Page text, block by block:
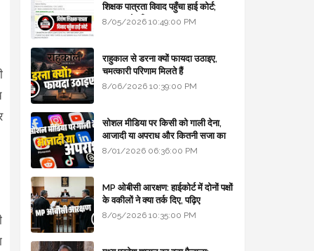
शिक्षक पात्रता विवाद पहुँचा हाई कोर्ट;
सरकार से माँगा जवाब
8/05/2026 10:49:00 PM
राहुकाल से डरना क्यों फायदा उठाइए,
चमत्कारी परिणाम मिलते हैं
8/06/2026 10:39:00 PM
सोशल मीडिया पर किसी को गाली देना,
आजादी या अपराध और कितनी सजा का
प्रावधान - free legal advice
8/01/2026 06:36:00 PM
MP ओबीसी आरक्षण: हाईकोर्ट में दोनों पक्षों
के वकीलों ने क्या तर्क दिए, पढ़िए
8/05/2026 10:35:00 PM